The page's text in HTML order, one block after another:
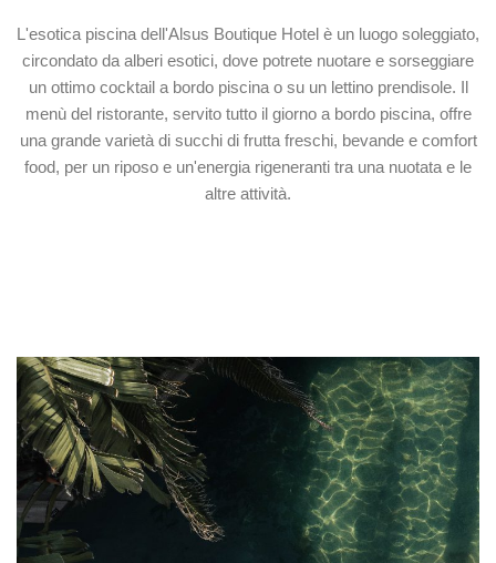
L'esotica piscina dell'Alsus Boutique Hotel è un luogo soleggiato,
circondato da alberi esotici, dove potrete nuotare e sorseggiare
un ottimo cocktail a bordo piscina o su un lettino prendisole. Il
menù del ristorante, servito tutto il giorno a bordo piscina, offre
una grande varietà di succhi di frutta freschi, bevande e comfort
food, per un riposo e un'energia rigeneranti tra una nuotata e le
altre attività.